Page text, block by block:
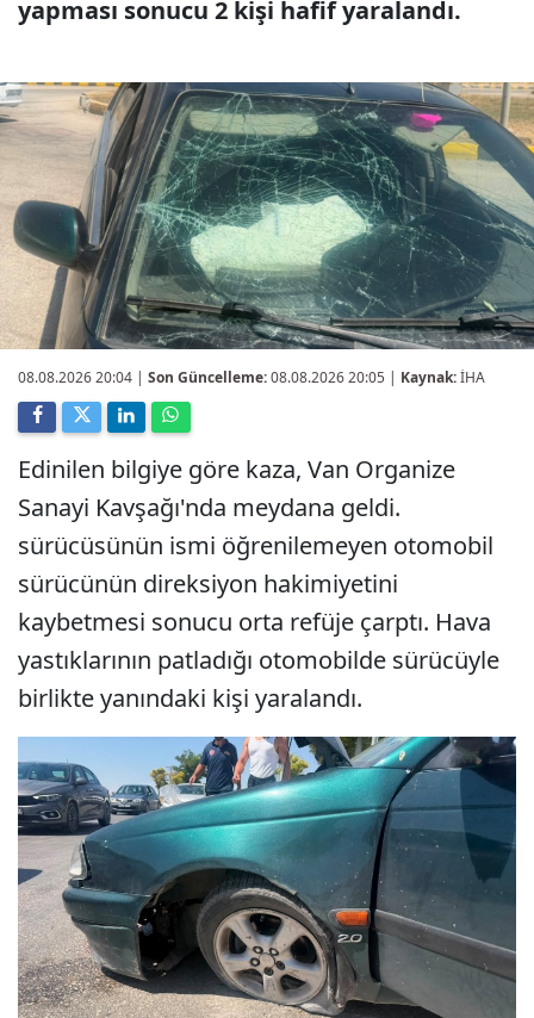
yapması sonucu 2 kişi hafif yaralandı.
08.08.2026 20:04 | Son Güncelleme:08.08.2026 20:05 | Kaynak:İHA
Edinilen bilgiye göre kaza, Van Organize
Sanayi Kavşağı'nda meydana geldi.
sürücüsünün ismi öğrenilemeyen otomobil
sürücünün direksiyon hakimiyetini
kaybetmesi sonucu orta refüje çarptı. Hava
yastıklarının patladığı otomobilde sürücüyle
birlikte yanındaki kişi yaralandı.